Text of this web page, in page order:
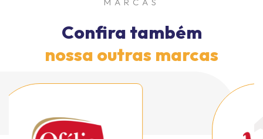
Confira também
nossa outras marcas